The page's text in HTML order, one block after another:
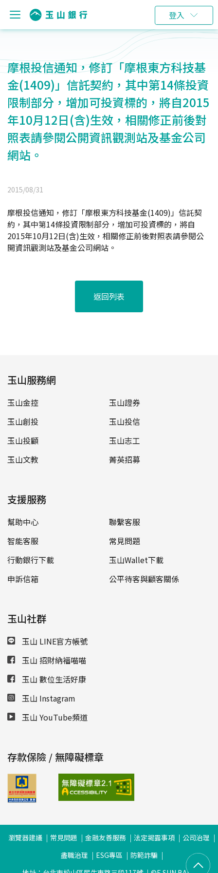
登入
摩根投信通知，修訂「摩根東方科技基
金(1409)」信託契約，其中第14條投資
限制部分，增加可投資標的，將自2015
年10月12日(含)生效，相關修正前後對
照表請參閱公開資訊觀測站及基金公司
網站。
2015/08/31
摩根投信通知，修訂「摩根東方科技基金(1409)」信託契
約，其中第14條投資限制部分，增加可投資標的，將自
2015年10月12日(含)生效，相關修正前後對照表請參閱公
開資訊觀測站及基金公司網站。
返回列表
玉山服務網
玉山金控
玉山證券
玉山創投
玉山投信
玉山投顧
玉山志工
玉山文教
菁英招募
支援服務
幫助中心
聯繫客服
智能客服
常見問題
行動銀行下載
玉山Wallet下載
申訴信箱
公平待客與顧客關係
玉山社群
玉山 LINE官方帳號
玉山 招財納福喵喵
玉山 數位生活好康
玉山 Instagram
玉山 YouTube頻道
存款保險 / 無障礙標章
瀏覽器建議 常見問題 金融友善服務 法定揭露事項
公司治理
盡職治理
ESG專區
防範詐騙